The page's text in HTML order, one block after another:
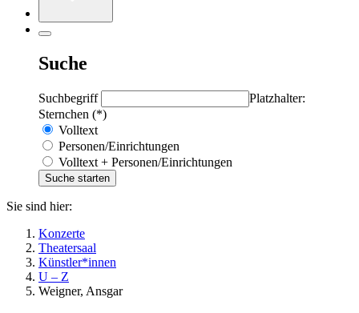
Suche
Suchbegriff
Platzhalter:
Sternchen (*)
Volltext
Personen/Einrichtungen
Volltext + Personen/Einrichtungen
Sie sind hier:
Konzerte
Theatersaal
Künstler*innen
U – Z
Weigner, Ansgar